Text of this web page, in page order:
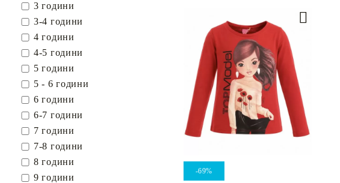
3 години
3-4 години
4 години
4-5 години
5 години
5 - 6 години
6 години
6-7 години
7 години
7-8 години
8 години
9 години
-69%